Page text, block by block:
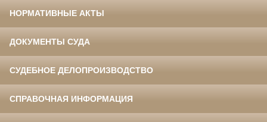
НОРМАТИВНЫЕ АКТЫ
ДОКУМЕНТЫ СУДА
СУДЕБНОЕ ДЕЛОПРОИЗВОДСТВО
СПРАВОЧНАЯ ИНФОРМАЦИЯ